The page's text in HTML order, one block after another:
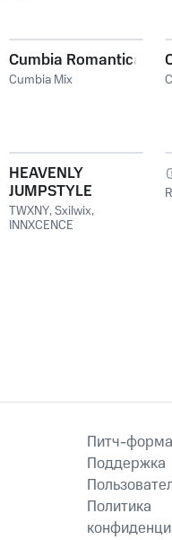
Cumbia Romantica
Cumbia Mix
HEAVENLY
JUMPSTYLE
TWXNY,Sxilwix,
INNXCENCE
Питч-форма
Поддержка
Политика